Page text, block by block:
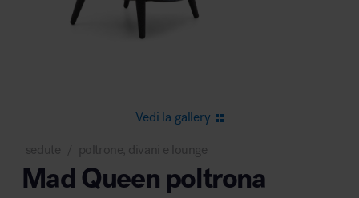
Area lounge e attesa
Vedi la gallery
sedute poltrone, divani e lounge
Mad Queen poltrona